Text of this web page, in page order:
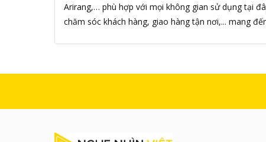
AMPED WIRELESS
Ampere Creations
AMY
Android
Android Theater Streaming
Android TIVI BOX
Arirang,… phù hợp với mọi không gian sử dụng tại
chăm sóc khách hàng, giao hàng tận nơi,... mang